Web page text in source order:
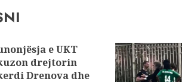
e UKT
drejtorin
Drenova dhe